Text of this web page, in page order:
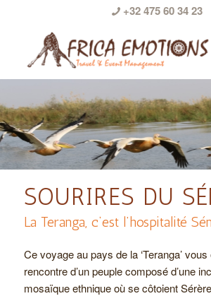
+32 475 60 34 23
SOURIRES DU
La Teranga, c‘est l’hospitalité
Ce voyage au pays de la ‘Teranga’
rencontre d’un peuple composé d’une
mosaïque ethnique où se côtoient